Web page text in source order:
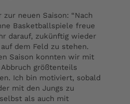
neuen Saison: “Nach
Basketballspiele freue
darauf, zukünftig wieder
dem Feld zu stehen.
Saison konnten wir mit
größtenteils
Ich bin motiviert, sobald
mit den Jungs zu
als auch mit